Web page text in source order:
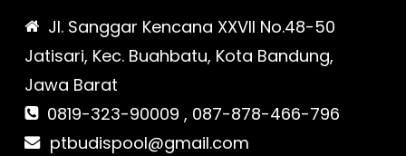
Jl. Sanggar Kencana XXVII No.48-50
Jatisari, Kec. Buahbatu, Kota Bandung,
Jawa Barat
0819-323-90009 , 087-878-466-796
ptbudispool@gmail.com